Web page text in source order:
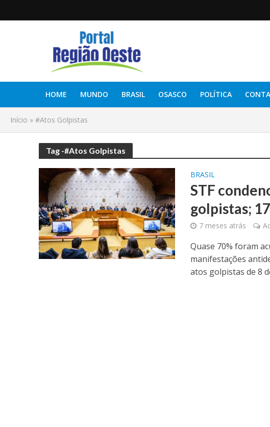
HOME MUNDO BRASIL OSASCO POLÍTICA
Início » #Atos Golpistas
Tag -#Atos Golpistas
BRASIL
STF
golpistas;
7 meses atrás
Quase 70% foram
manifestações
atos golpistas de 8